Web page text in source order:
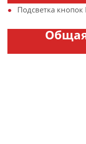
Подсветка кнопок